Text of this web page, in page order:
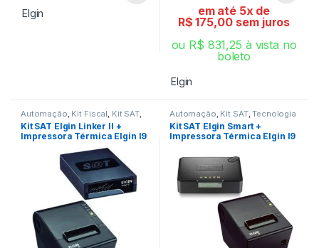
Elgin
em até 5x de
R$ 175,00 sem juros
ou R$ 831,25 à vista no
boleto
Elgin
Automação Kit Fiscal Kit SAT,
Tecnologia Fiscal
Kit SAT Elgin Linker II +
Impressora Térmica Elgin I9
Automação Kit SAT,Tecnologia
Fiscal
Kit SAT Elgin Smart +
Impressora Térmica Elgin I9